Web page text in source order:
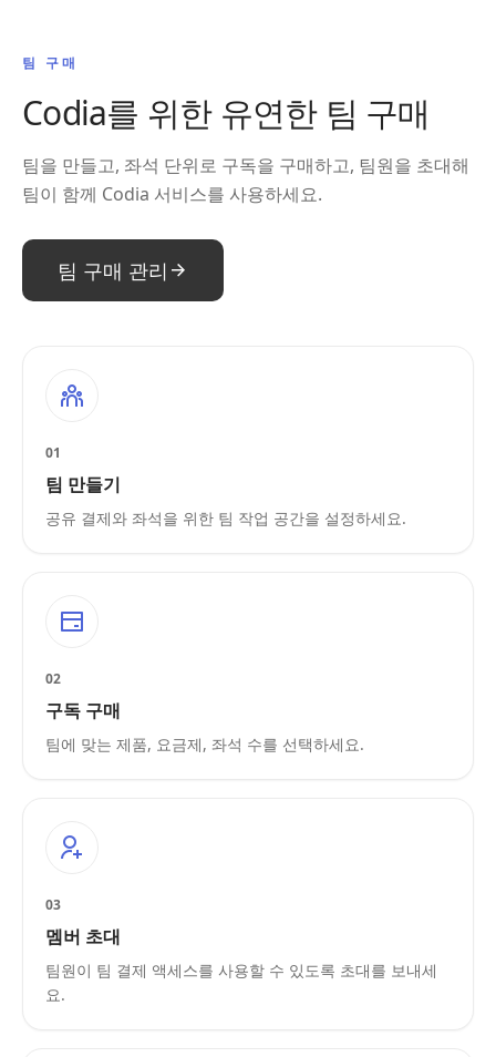
팀 구매
Codia를 위한 유연한 팀 구매
팀을 만들고, 좌석 단위로 구독을 구매하고, 팀원을 초대해
팀이 함께 Codia 서비스를 사용하세요.
팀 구매 관리
01
팀 만들기
공유 결제와 좌석을 위한 팀 작업 공간을 설정하세요.
02
구독 구매
팀에 맞는 제품, 요금제, 좌석 수를 선택하세요.
03
멤버 초대
팀원이 팀 결제 액세스를 사용할 수 있도록 초대를 보내세
요.